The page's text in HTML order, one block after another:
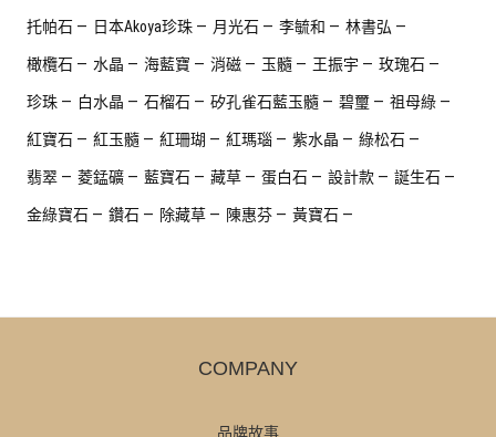
托帕石 日本Akoya珍珠 月光石 李毓和 林書弘
橄欖石 水晶 海藍寶 消磁 玉髓 王振宇 玫瑰石
珍珠 白水晶 石榴石 矽孔雀石藍玉髓 碧璽 祖母綠
紅寶石 紅玉髓 紅珊瑚 紅瑪瑙 紫水晶 綠松石
翡翠 菱錳礦 藍寶石 藏草 蛋白石 設計款 誕生石
金綠寶石 鑽石 除藏草 陳惠芬 黃寶石
COMPANY
品牌故事